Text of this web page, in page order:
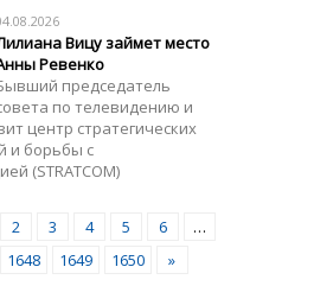
Вицу займет место
Ревенко
председатель
по телевидению и
центр стратегических
и борьбы с
(STRATCOM)
2 3 4 5 6
…
1648 1649 1650 »